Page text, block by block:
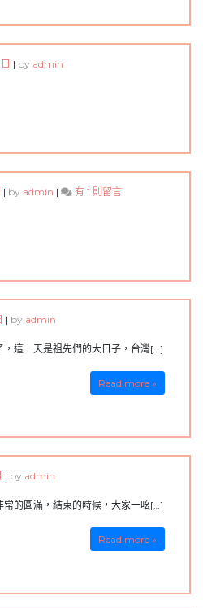
| by admin
| by admin |
在
助-
起〉
有 1 則留言
| by admin
這一天是祖先們的大日子，台灣[…]
Read more »
| by admin
的圓滿，結束的時候，大家一吆[…]
Read more »